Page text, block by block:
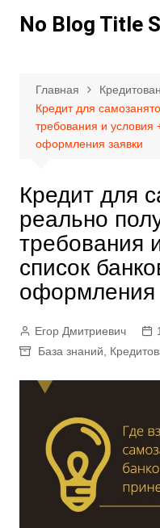
No Blog Title
Главная
Кредит для
требования и условия
оформления заявки
Кредит для
реально
требования
список
оформления
Егор Дмитриевич
База знаний